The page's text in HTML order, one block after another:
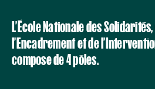
L’École Nationale des
l’Encadrement et de
compose de 4 pôles.